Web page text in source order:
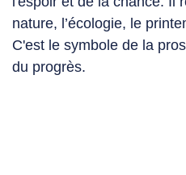
nature, l’écologie, le
C'est le symbole de la
du progrès.